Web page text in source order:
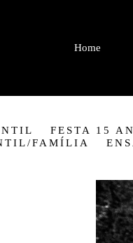
Home
FESTA 15
FAMÍLIA